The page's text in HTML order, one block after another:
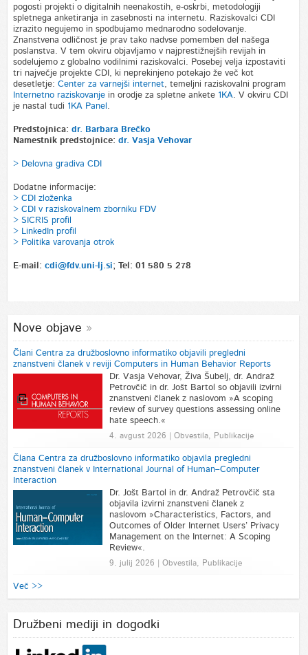
pogosti projekti o digitalnih neenakostih, e-oskrbi, metodologiji
spletnega anketiranja in zasebnosti na internetu. Raziskovalci CDI
izrazito negujemo in spodbujamo mednarodno sodelovanje.
Znanstvena odličnost je prav tako nadvse pomemben del našega
poslanstva. V tem okviru objavljamo v najprestižnejših revijah in
sodelujemo z globalno vodilnimi raziskovalci. Posebej velja izpostaviti
tri največje projekte CDI, ki neprekinjeno potekajo že več kot
desetletje: Center za varnejši internet, temeljni raziskovalni program
Internetno raziskovanjein orodje za spletne ankete 1KA. V okviru CDI
je nastal tudi 1KA Panel .
Predstojnica: dr. Barbara Brečko
Namestnik predstojnice: dr. Vasja Vehovar
> Delovna gradiva CDI
Dodatne informacije:
> CDI zloženka
> CDI v raziskovalnem zborniku FDV
> SICRIS profil
> LinkedIn profil
> Politika varovanja otrok
E-mail: cdi@fdv.uni-lj.si; Tel: 01 580 5 278
Nove objave
Člani Centra za družboslovno informatiko objavili pregledni
znanstveni članek v reviji Computers in Human Behavior Reports
Dr. Vasja Vehovar, Živa Šubelj, dr. Andraž
Petrovčič in dr. Jošt Bartol so objavili izvirni
znanstveni članek z naslovom »A scoping
review of survey questions assessing online
hate speech.«
4. avgust 2026 | Obvestila, Publikacije
Člana Centra za družboslovno informatiko objavila pregledni
znanstveni članek v International Journal of Human–Computer
Interaction
Dr. Jošt Bartol in dr. Andraž Petrovčič sta
objavila izvirni znanstveni članek z
naslovom »Characteristics, Factors, and
Outcomes of Older Internet Users’ Privacy
Management on the Internet: A Scoping
Review«.
9. julij 2026 | Obvestila, Publikacije
Več >>
Družbeni mediji in dogodki